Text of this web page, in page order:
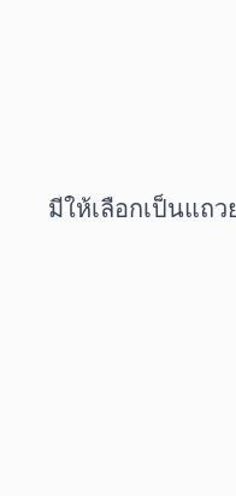
มีให้เลือกเป็นแถ